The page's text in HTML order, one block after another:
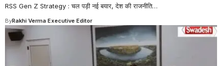
RSS Gen Z Strategy : चल पड़ी नई बयार, देश की राजनीति…
ByRakhi Verma Executive Editor